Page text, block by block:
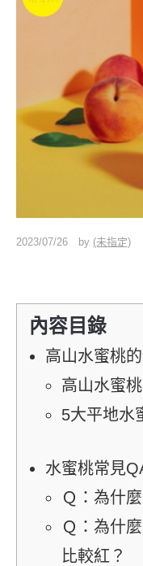
2023/07/26 by (未指定)
內容目錄
高山水蜜桃
高山水蜜
5大平地水
水蜜桃常見
Ｑ：為什
Ｑ：為什
比較紅？